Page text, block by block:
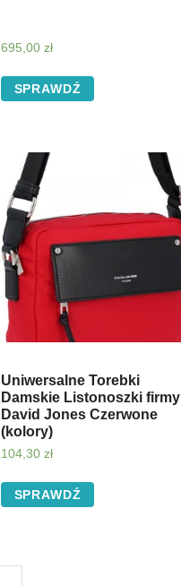
695,00zł
SPRAWDŹ
Uniwersalne Torebki
Damskie Listonoszki firmy
David Jones Czerwone
(kolory)
104,30zł
SPRAWDŹ